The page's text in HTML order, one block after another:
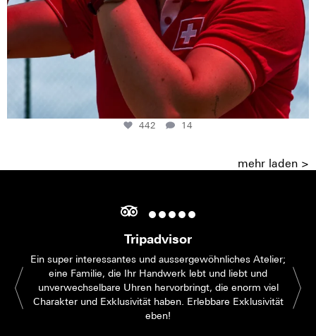
442 14
mehr laden >
Tripadvisor
Ein super interessantes und aussergewöhnliches Atelier;
eine Familie, die Ihr Handwerk lebt und liebt und
unverwechselbare Uhren hervorbringt, die enorm viel
Charakter und Exklusivität haben. Erlebbare Exklusivität
eben!